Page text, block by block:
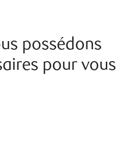
possédons
pour vous